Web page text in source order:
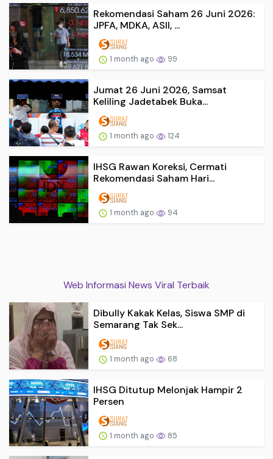
Rekomendasi Saham 26 Juni 2026:
JPFA, MDKA, ASII, ...
1 month ago 99
Jumat 26 Juni 2026, Samsat
Keliling Jadetabek Buka...
1 month ago 124
IHSG Rawan Koreksi, Cermati
Rekomendasi Saham Hari...
1 month ago 94
Web Informasi News Viral Terbaik
Dibully Kakak Kelas, Siswa SMP di
Semarang Tak Sek...
1 month ago 68
IHSG Ditutup Melonjak Hampir 2
Persen
1 month ago 85